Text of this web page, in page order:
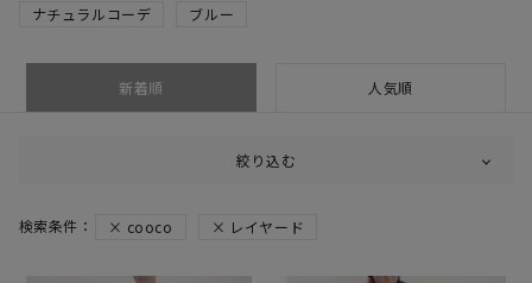
ナチュラルコーデ
ブルー
新着順 人気順
絞り込む
cooco レイヤード